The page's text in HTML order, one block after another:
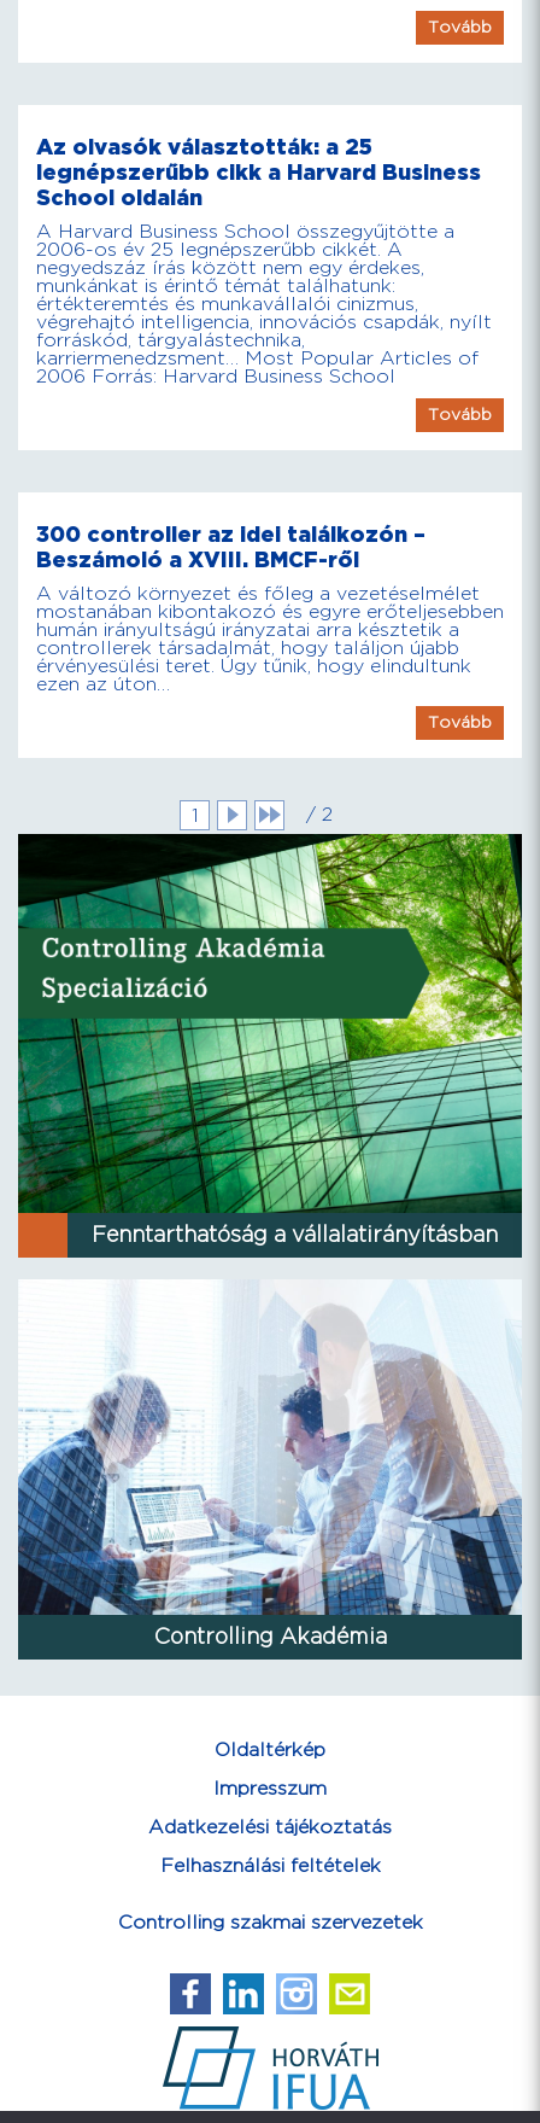
Tovább
Az olvasók választották: a 25
legnépszerűbb cikk a Harvard Business
School oldalán
A Harvard Business School összegyűjtötte a
2006-os év 25 legnépszerűbb cikkét. A
negyedszáz írás között nem egy érdekes,
munkánkat is érintő témát találhatunk:
értékteremtés és munkavállalói cinizmus,
végrehajtó intelligencia, innovációs csapdák, nyílt
forráskód, tárgyalástechnika,
karriermenedzsment… Most Popular Articles of
2006 Forrás: Harvard Business School
Tovább
300 controller az idei találkozón –
Beszámoló a XVIII. BMCF-ről
A változó környezet és főleg a vezetéselmélet
mostanában kibontakozó és egyre erőteljesebben
humán irányultságú irányzatai arra késztetik a
controllerek társadalmát, hogy találjon újabb
érvényesülési teret. Úgy tűnik, hogy elindultunk
ezen az úton…
Tovább
1 / 2
Fenntarthatóság a vállalatirányításban
Controlling Akadémia
Oldaltérkép
Impresszum
Adatkezelési tájékoztatás
Felhasználási feltételek
Controlling szakmai szervezetek